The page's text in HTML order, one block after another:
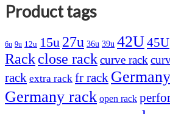
Product tags
6u 9u 12u 15u 27u 36u 39u 42U45U
Rackclose rackcurve rack
rack extra rack fr rack
Germany rack open rack